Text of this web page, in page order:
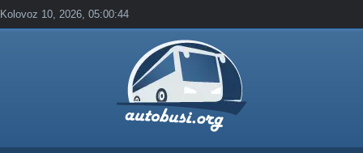
Kolovoz 10, 2026, 05:00:44